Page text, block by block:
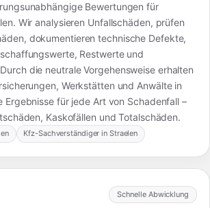
Bewertungen für
Wir analysieren Unfallschäden, prüfen
dokumentieren technische Defekte,
Restwerte und
die neutrale Vorgehensweise erhalten
Werkstätten und Anwälte in
Ergebnisse für jede Art von Schadenfall –
Kaskofällen und Totalschäden.
Kfz-Sachverständiger in Straelen
Schnelle Abwicklung